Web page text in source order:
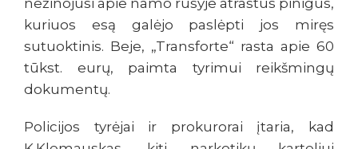
nežinojusi apie namo rūsyje atrastus pinigus,
kuriuos esą galėjo paslėpti jos miręs
sutuoktinis. Beje, „Transforte“ rasta apie 60
tūkst. eurų, paimta tyrimui reikšmingų
dokumentų.
Policijos tyrėjai ir prokurorai įtaria, kad